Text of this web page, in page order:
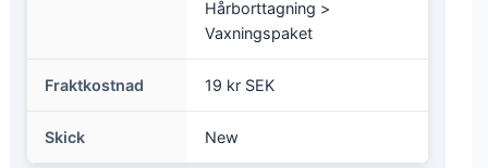
Hårborttagning >
Vaxningspaket
Fraktkostnad 19 kr SEK
Skick New